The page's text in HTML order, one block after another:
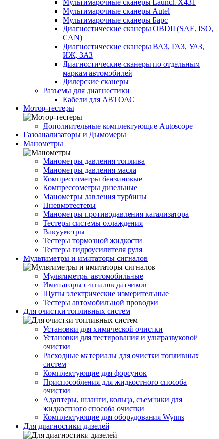
Мультимарочные сканеры Launch X431
Мультимарочные сканеры Autel
Мультимарочные сканеры Барс
Диагностические сканеры OBDII (SAE, ISO,
CAN)
Диагностические сканеры ВАЗ, ГАЗ, УАЗ,
ИЖ, ЗАЗ
Диагностические сканеры по отдельным
маркам автомобилей
Дилерские сканеры
Разъемы для диагностики
Кабели для АВТОАС
Мотор-тестеры
Дополнительные комплектующие Autoscope
Газоанализаторы и Дымомеры
Манометры
Манометры давления топлива
Манометры давления масла
Компрессометры бензиновые
Компрессометры дизельные
Манометры давления турбины
Пневмотестеры
Манометры противодавления катализатора
Тестеры системы охлаждения
Вакууметры
Тестеры тормозной жидкости
Тестеры гидроусилителя руля
Мультиметры и имитаторы сигналов
Мультиметры автомобильные
Имитаторы сигналов датчиков
Щупы электрические измерительные
Тестеры автомобильной проводки
Для очистки топливных систем
Установки для химической очистки
Установки для тестирования и ультразвуковой
очистки
Расходные материалы для очистки топливных
систем
Комплектующие для форсунок
Приспособления для жидкостного способа
очистки
Адаптеры, шланги, кольца, съемники для
жидкостного способа очистки
Комплектующие для оборудования Wynns
Для диагностики дизелей